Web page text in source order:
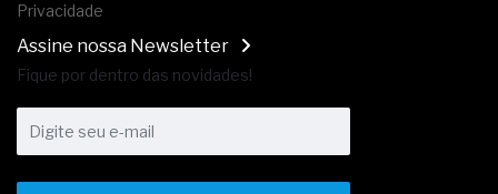
Privacidade
Assine nossa Newsletter
Fique por dentro das novidades!